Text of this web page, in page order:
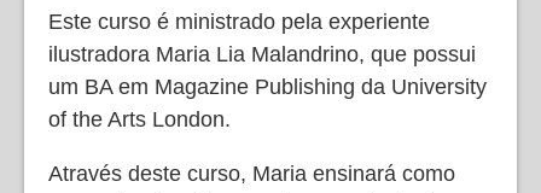
Este curso é ministrado pela experiente
ilustradora Maria Lia Malandrino, que possui
um BA em Magazine Publishing da University
of the Arts London.
Através deste curso, Maria ensinará como